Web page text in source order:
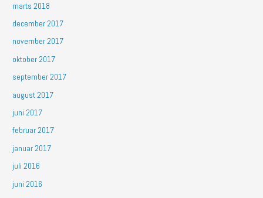
marts 2018
december 2017
november 2017
oktober 2017
september 2017
august 2017
juni 2017
februar 2017
januar 2017
juli 2016
juni 2016